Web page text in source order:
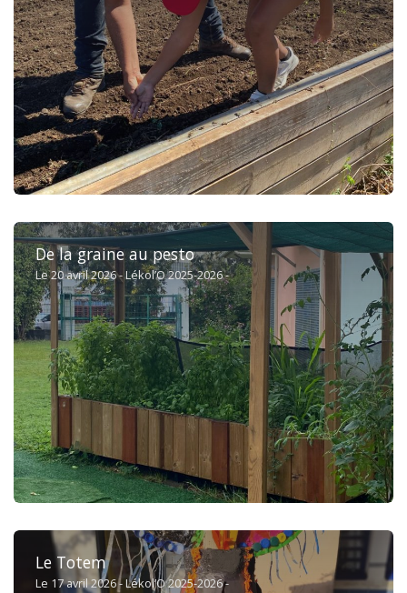
De la graine au pesto
Le 20 avril 2026 - Lékol’O 2025-2026 -
Le Totem
Le 17 avril 2026 - Lékol’O 2025-2026 -